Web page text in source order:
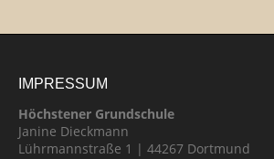
IMPRESSUM
Höchstener Grundschule
Janine Dieckmann
Lührmannstraße 1 | 44267 Dortmund